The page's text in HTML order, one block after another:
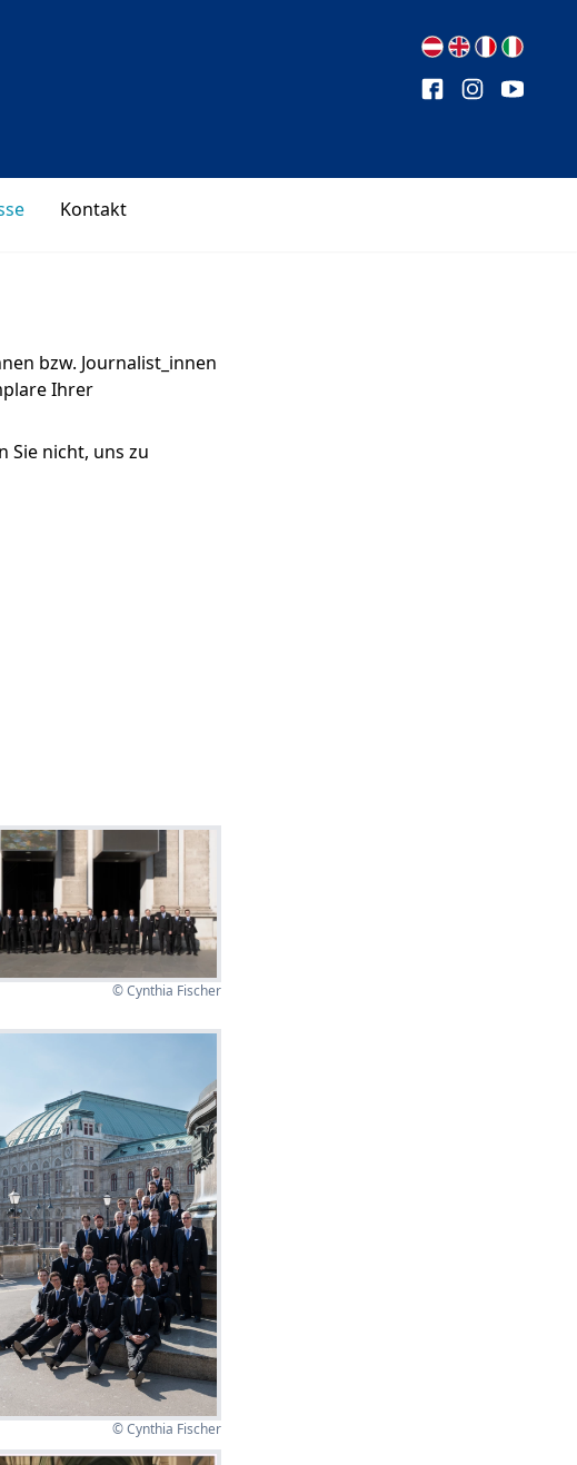
Kontakt
bzw. Journalist_innen
Ihrer
Sie nicht, uns zu
© Cynthia Fischer
© Cynthia Fischer